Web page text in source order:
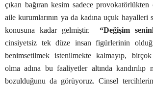
çıkan bağıran kesim sadece provokatörlükten
aile kurumlarının ya da kadına uçuk hayalleri
konusuna kadar gelmiştir.
“Değişim
cinsiyetsiz tek düze insan figürlerinin
benimsetilmek istenilmekte kalmayıp, birçok
olma adına bu faaliyetler altında kandırılıp
bozulduğunu da görüyoruz. Cinsel